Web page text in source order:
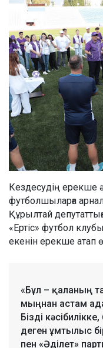
Кездесудің ерекше
футболшыларға
Құрылтай
«Ертіс» футбол
екенін ерекше атап
«Бұл – қаланың
мыңнан астам
Бізді
деген ұмтылыс
пен «Әділет»